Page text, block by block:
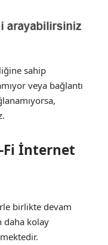
sahip
veya bağlantı
Fi İnternet
birlikte devam
daha kolay